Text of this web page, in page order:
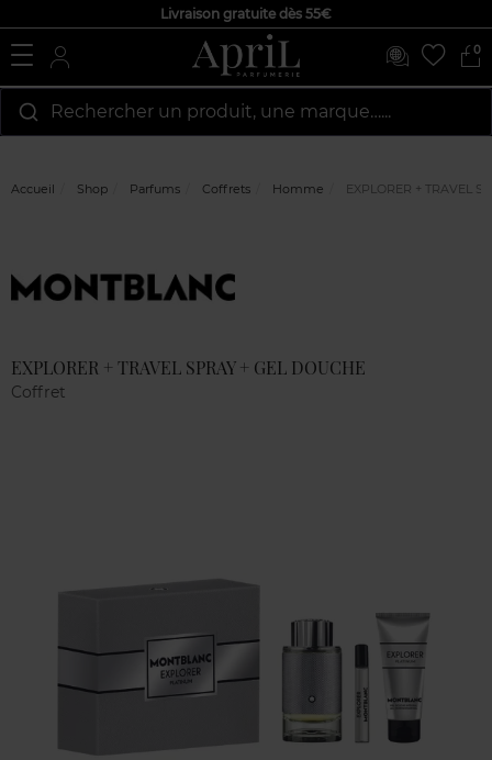
Livraison gratuite dès 55€
0
Rechercher un produit, une marque…...
Accueil Shop Parfums Coffrets Homme EXPLORER + TRAVEL
EXPLORER + TRAVEL SPRAY + GEL DOUCHE
Coffret